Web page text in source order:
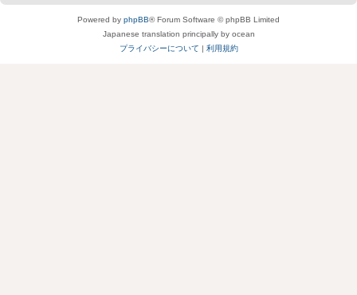
Powered by phpBB® Forum Software © phpBB Limited
Japanese translation principally by ocean
プライバシーについて | 利用規約